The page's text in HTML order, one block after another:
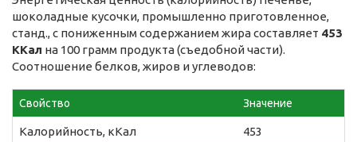
шоколадные кусочки, промышленно приготовленное,
станд., с пониженным содержанием жира составляет 453
ККал на 100 грамм продукта (съедобной части).
Соотношение белков, жиров и углеводов:
Свойство Значение
Калорийность, кКал 453